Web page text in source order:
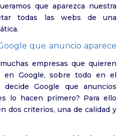
que aparezca nuestra
todas las webs de una
que anuncio aparece
empresas que quieren
en Google, sobre todo en el
decide Google que anuncios
lo hacen primero? Para ello
dos criterios, una de calidad y